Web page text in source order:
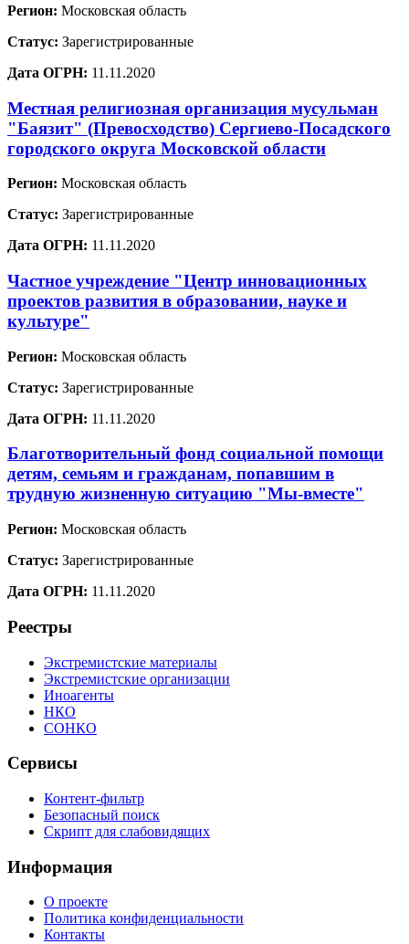
Регион: Московская область
Статус: Зарегистрированные
Дата ОГРН: 11.11.2020
Местная религиозная организация мусульман
"Баязит" (Превосходство) Сергиево-Посадского
городского округа Московской области
Регион: Московская область
Статус: Зарегистрированные
Дата ОГРН: 11.11.2020
Частное учреждение "Центр инновационных
проектов развития в образовании, науке и
культуре"
Регион: Московская область
Статус: Зарегистрированные
Дата ОГРН: 11.11.2020
Благотворительный фонд социальной помощи
детям, семьям и гражданам, попавшим в
трудную жизненную ситуацию "Мы-вместе"
Регион: Московская область
Статус: Зарегистрированные
Дата ОГРН: 11.11.2020
Реестры
Экстремистские материалы
Экстремистские организации
Иноагенты
НКО
СОНКО
Сервисы
Контент-фильтр
Безопасный поиск
Скрипт для слабовидящих
Информация
О проекте
Политика конфиденциальности
Контакты